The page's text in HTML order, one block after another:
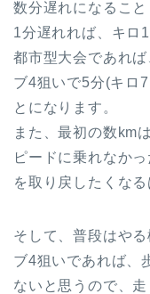
数分遅れになること
1分遅れれば、キロ
都市型大会であれ
ブ4狙いで5分(キロ
とになります。
また、最初の数km
ピードに乗れなか
を取り戻したくなる
そして、普段はや
ブ4狙いであれば、
ないと思うので、